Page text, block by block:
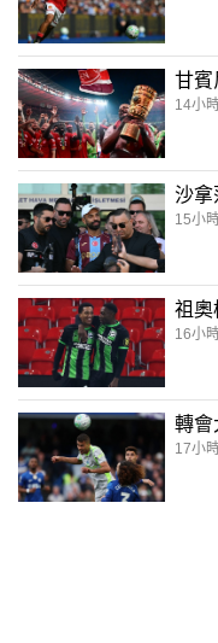
甘賓
14小
沙拿
15小
祖奧
16小
轉會
17小